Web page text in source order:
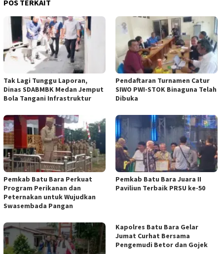
POS TERKAIT
Tak Lagi Tunggu Laporan,
Dinas SDABMBK Medan Jemput
Bola Tangani Infrastruktur
Pendaftaran Turnamen Catur
SIWO PWI-STOK Binaguna Telah
Dibuka
Pemkab Batu Bara Perkuat
Program Perikanan dan
Peternakan untuk Wujudkan
Swasembada Pangan
Pemkab Batu Bara Juara II
Paviliun Terbaik PRSU ke-50
Kapolres Batu Bara Gelar
Jumat Curhat Bersama
Pengemudi Betor dan Gojek